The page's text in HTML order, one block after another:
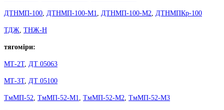
ДТНМП-100 ДТНМП-100-М1 ДТНМП-100-М2 ДТНМПКр-100
ТДЖ ТНЖ-Н
тягоміри:
МТ-2Т, ДТ 05063
МТ-3Т, ДТ 05100
ТмМП-52 ТмМП-52-М1 ТмМП-52-М2 ТмМП-52-М3